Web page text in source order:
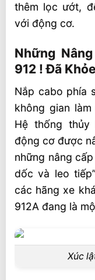
thêm lọc ướt,
với động cơ.
Những
912 ! Đã
Nắp cabo phía
không gian
Hệ thống
động cơ được
những nâng
dốc và leo
các hãng xe
912A đang là
Xúc